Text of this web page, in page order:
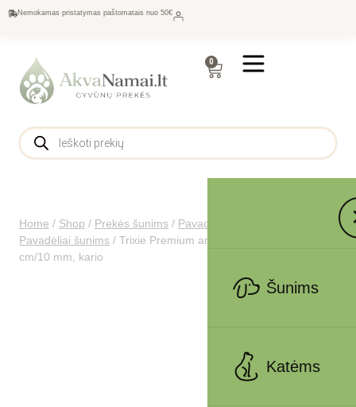
Nemokamas pristatymas paštomatais nuo 50€
0
Šunims
Katėms
Home / Shop / Prekės šunims / Pavadėliai, antkakliai šunims
Pavadėliai šunims / Trixie Premium antkaklis, XS-S: 22-35
cm/10 mm, kario